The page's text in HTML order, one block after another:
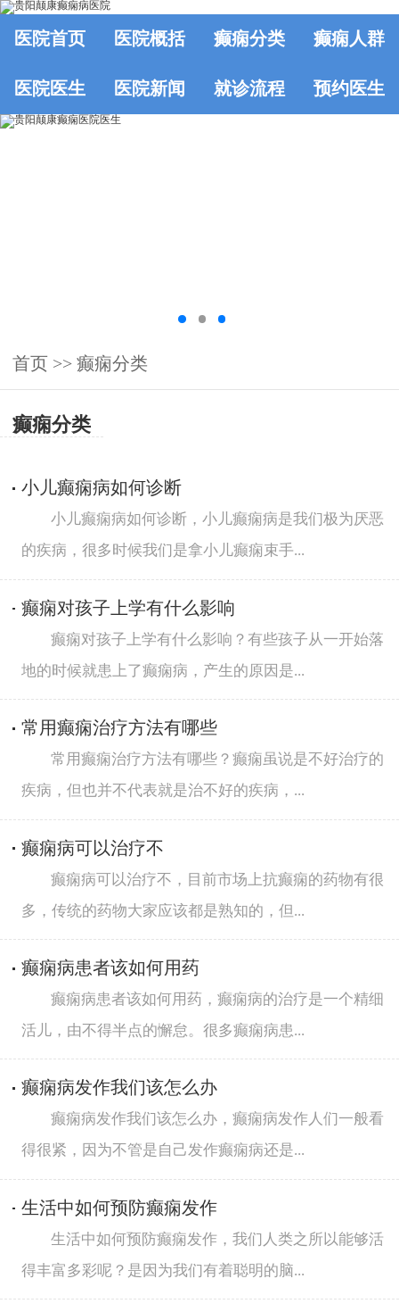
医院首页 医院概括 癫痫分类 癫痫人群
医院医生 医院新闻 就诊流程 预约医生
首页 >> 癫痫分类
癫痫分类
小儿癫痫病如何诊断
小儿癫痫病如何诊断，小儿癫痫病是我们极为厌恶
的疾病，很多时候我们是拿小儿癫痫束手...
癫痫对孩子上学有什么影响
癫痫对孩子上学有什么影响？有些孩子从一开始落
地的时候就患上了癫痫病，产生的原因是...
常用癫痫治疗方法有哪些
常用癫痫治疗方法有哪些？癫痫虽说是不好治疗的
疾病，但也并不代表就是治不好的疾病，...
癫痫病可以治疗不
癫痫病可以治疗不，目前市场上抗癫痫的药物有很
多，传统的药物大家应该都是熟知的，但...
癫痫病患者该如何用药
癫痫病患者该如何用药，癫痫病的治疗是一个精细
活儿，由不得半点的懈怠。很多癫痫病患...
癫痫病发作我们该怎么办
癫痫病发作我们该怎么办，癫痫病发作人们一般看
得很紧，因为不管是自己发作癫痫病还是...
生活中如何预防癫痫发作
生活中如何预防癫痫发作，我们人类之所以能够活
得丰富多彩呢？是因为我们有着聪明的脑...